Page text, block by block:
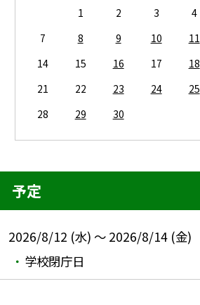
1 2 3 4
7
8 9 10 11
14
15 16 17 18
21
22 23 24 25
28
29 30
予定
2026/8/12 (水) ～ 2026/8/14 (金)
学校閉庁日